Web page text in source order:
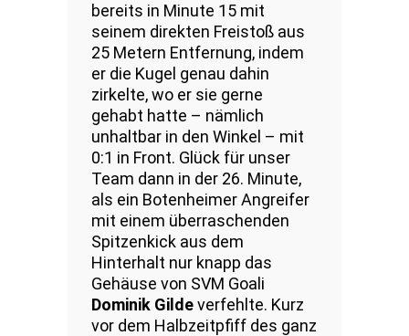
bereits in Minute 15 mit
seinem direkten Freistoß aus
25 Metern Entfernung, indem
er die Kugel genau dahin
zirkelte, wo er sie gerne
gehabt hatte – nämlich
unhaltbar in den Winkel – mit
0:1 in Front. Glück für unser
Team dann in der 26. Minute,
als ein Botenheimer Angreifer
mit einem überraschenden
Spitzenkick aus dem
Hinterhalt nur knapp das
Gehäuse von SVM Goali
Dominik Gildeverfehlte. Kurz
vor dem Halbzeitpfiff des ganz